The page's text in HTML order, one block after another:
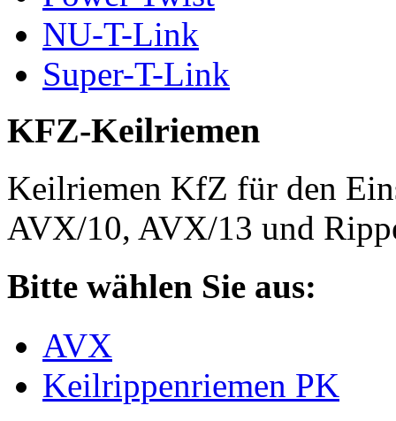
NU-T-Link
Super-T-Link
KFZ-Keilriemen
Keilriemen KfZ für den
AVX/10, AVX/13 und
Bitte wählen Sie aus:
AVX
Keilrippenriemen PK